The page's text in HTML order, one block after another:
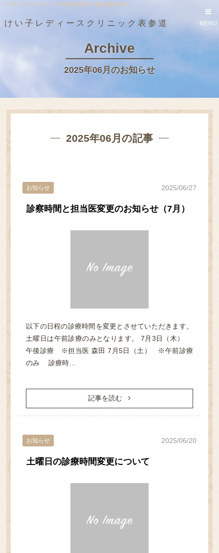
けい子レディースクリニック表参道 産婦人科 美容皮膚科 女医
けい子レディースクリニック表参道 MENU
Archive
2025年06月のお知らせ
2025年06月の記事
診察時間と担当医変更のお知らせ（7月）
お知らせ 2025/06/27
以下の日程の診療時間を変更とさせていただきます。
土曜日は午前診療のみとなります。 7月3日（木）
午後診療 ※担当医 森田 7月5日（土） ※午前診療
のみ 診療時…
記事を読む
土曜日の診療時間変更について
お知らせ 2025/06/20
クリニック紹介
診療案内
オンライン診療について
院長ブログ